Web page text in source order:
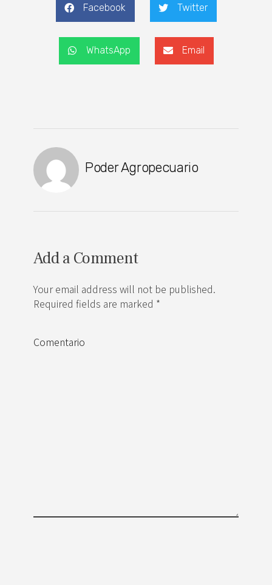
Facebook Twitter
WhatsApp Email
Poder Agropecuario
Add a Comment
Your email address will not be published.
Required fields are marked *
Comentario